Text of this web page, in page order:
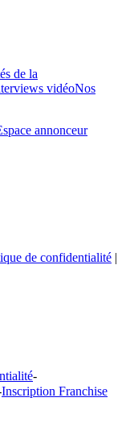
de la
vidéoNos
annonceur
de confidentialité |
-
Inscription Franchise